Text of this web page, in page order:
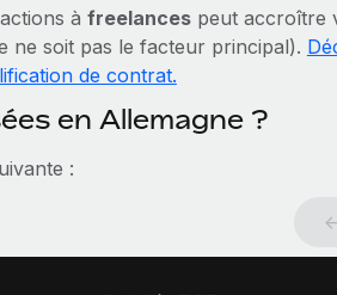
à freelancespeut accroître
ne soit pas le facteur principal).
de contrat.
en Allemagne ?
: